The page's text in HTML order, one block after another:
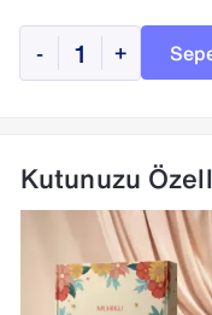
- +
Kutunuzu